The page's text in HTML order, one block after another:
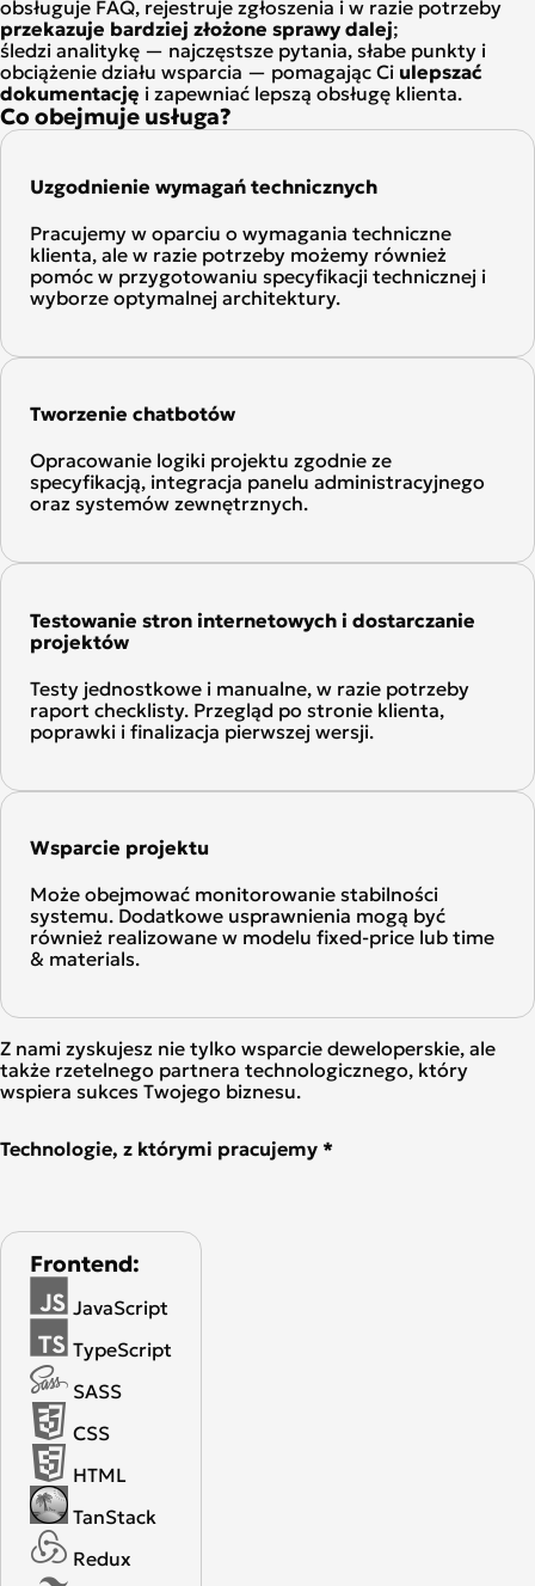
obsługuje FAQ, rejestruje zgłoszenia i w razie potrzeby
przekazuje bardziej złożone sprawy dalej;
śledzi analitykę — najczęstsze pytania, słabe punkty i
obciążenie działu wsparcia — pomagając Ci ulepszać
dokumentację i zapewniać lepszą obsługę klienta.
Co obejmuje usługa?
Uzgodnienie wymagań technicznych
Pracujemy w oparciu o wymagania techniczne
klienta, ale w razie potrzeby możemy również
pomóc w przygotowaniu specyfikacji technicznej i
wyborze optymalnej architektury.
Tworzenie chatbotów
Opracowanie logiki projektu zgodnie ze
specyfikacją, integracja panelu administracyjnego
oraz systemów zewnętrznych.
Testowanie stron internetowych i dostarczanie
projektów
Testy jednostkowe i manualne, w razie potrzeby
raport checklisty. Przegląd po stronie klienta,
poprawki i finalizacja pierwszej wersji.
Wsparcie projektu
Może obejmować monitorowanie stabilności
systemu. Dodatkowe usprawnienia mogą być
również realizowane w modelu fixed-price lub time
& materials.
Z nami zyskujesz nie tylko wsparcie deweloperskie, ale
także rzetelnego partnera technologicznego, który
wspiera sukces Twojego biznesu.
Technologie, z którymi pracujemy *
Frontend:
JavaScript
TypeScript
SASS
CSS
HTML
TanStack
Redux